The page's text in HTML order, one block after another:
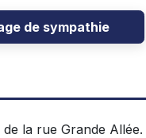
de sympathie
la rue Grande